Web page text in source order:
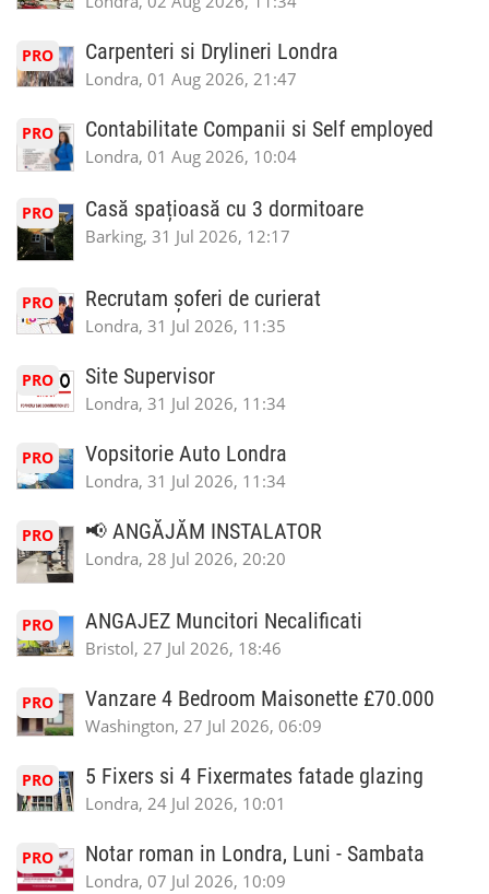
PRO Carpenteri si Drylineri Londra
Londra, 01 Aug 2026, 21:47
PRO Contabilitate Companii si Self employed
Londra, 01 Aug 2026, 10:04
PRO Casă spațioasă cu 3 dormitoare
Barking, 31 Jul 2026, 12:17
PRO Recrutam șoferi de curierat
Londra, 31 Jul 2026, 11:35
PRO Site Supervisor
Londra, 31 Jul 2026, 11:34
PRO Vopsitorie Auto Londra
Londra, 31 Jul 2026, 11:34
PRO 📢 ANGĂJĂM INSTALATOR
Londra, 28 Jul 2026, 20:20
PRO ANGAJEZ Muncitori Necalificati
Bristol, 27 Jul 2026, 18:46
PRO Vanzare 4 Bedroom Maisonette £70.000
Washington, 27 Jul 2026, 06:09
PRO 5 Fixers si 4 Fixermates fatade glazing
Londra, 24 Jul 2026, 10:01
PRO Notar roman in Londra, Luni - Sambata
Londra, 07 Jul 2026, 10:09